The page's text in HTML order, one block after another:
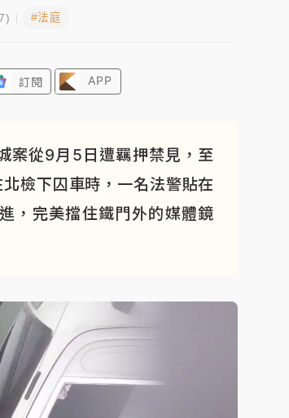
#法庭
訂閱 APP
案從9月5日遭羈押禁見，至
檢下囚車時，一名法警貼在
，完美擋住鐵門外的媒體鏡